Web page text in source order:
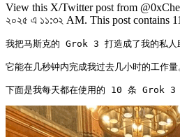
View this X/Twitter post from
২০২৫ এ ১১:৩২ AM. This post contains
我把马斯克的 Grok 3 打造成了我的私人
它能在几秒钟内完成我过去几小时的工作量
下面是我每天都在使用的 10 条 Grok 3